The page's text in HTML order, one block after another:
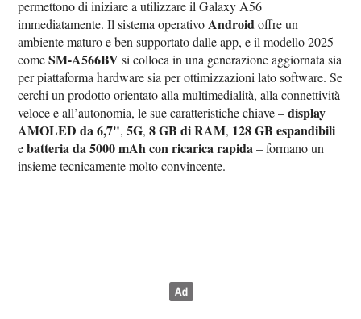
permettono di iniziare a utilizzare il Galaxy A56
immediatamente. Il sistema operativo Androidoffre un
ambiente maturo e ben supportato dalle app, e il modello 2025
comeSM-A566BV si colloca in una generazione aggiornata sia
per piattaforma hardware sia per ottimizzazioni lato software. Se
cerchi un prodotto orientato alla multimedialità, alla connettività
veloce e all’autonomia, le sue caratteristiche chiave –display
AMOLED da 6,7",5G,8 GB di RAM, 128 GB espandibili
ebatteria da 5000 mAh con ricarica rapida– formano un
insieme tecnicamente molto convincente.